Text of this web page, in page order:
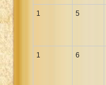
Ukrainian Bible
Xhosa Bible
1 5
1 6